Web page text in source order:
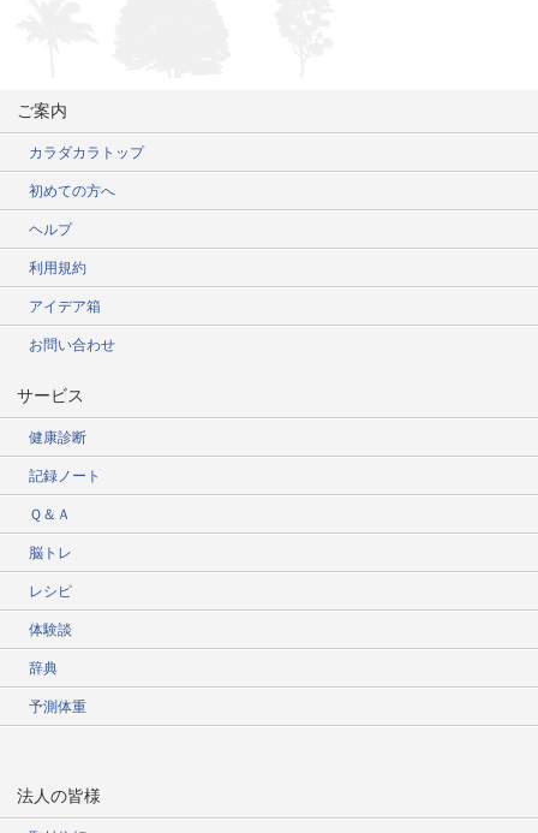
ご案内
カラダカラトップ
初めての方へ
ヘルプ
利用規約
アイデア箱
お問い合わせ
サービス
健康診断
記録ノート
Ｑ＆Ａ
脳トレ
レシピ
体験談
辞典
予測体重
法人の皆様